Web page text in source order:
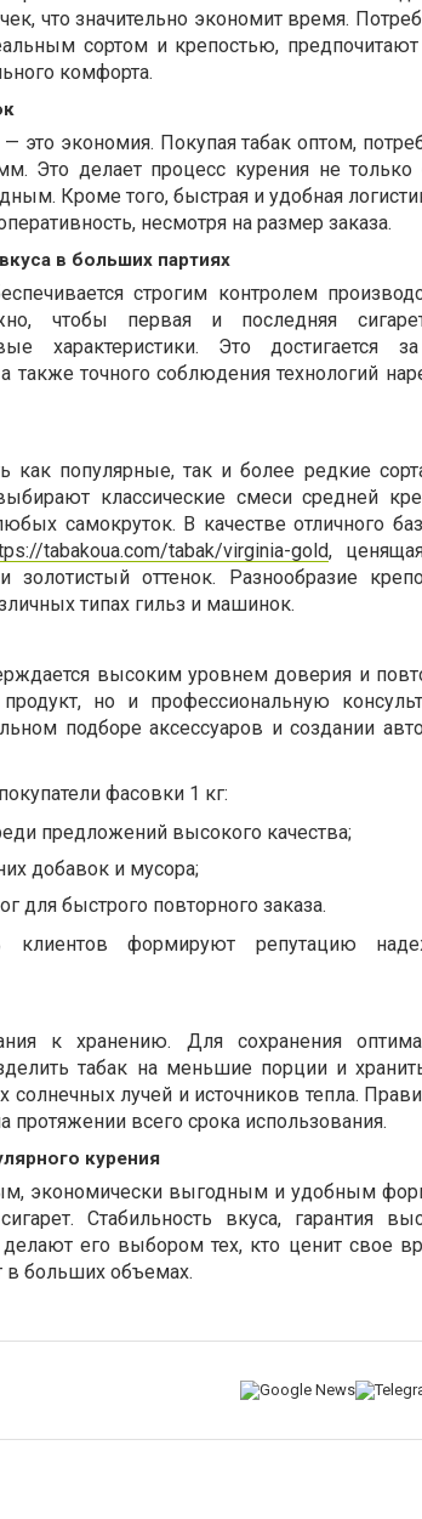
что значительно экономит время.
сортом и крепостью, предпочитают
комфорта.
экономия. Покупая табак оптом,
Это делает процесс курения не только
Кроме того, быстрая и удобная
несмотря на размер заказа.
в больших партиях
строгим контролем
чтобы первая и последняя
характеристики. Это достигается
также точного соблюдения технологий
как популярные, так и более редкие
классические смеси средней
самокруток. В качестве отличного
tabakoua.com/tabak/virginia-gold,
золотистый оттенок. Разнообразие
типах гильз и машинок.
высоким уровнем доверия и
но и профессиональную
подборе аксессуаров и создании
фасовки 1 кг:
предложений высокого качества;
добавок и мусора;
для быстрого повторного заказа.
формируют репутацию
к хранению. Для сохранения
табак на меньшие порции и
лучей и источников тепла.
протяжении всего срока использования.
курения
экономически выгодным и удобным
Стабильность вкуса, гарантия
его выбором тех, кто ценит свое
в больших объемах.